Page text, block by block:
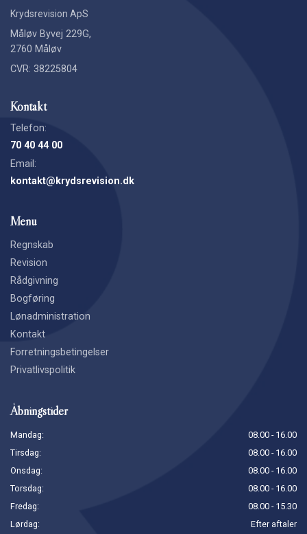
Krydsrevision ApS
Måløv Byvej 229G,
2760 Måløv
CVR: 38225804
Kontakt
Telefon:
70 40 44 00
Email:
kontakt@krydsrevision.dk
Menu
Regnskab
Revision
Rådgivning
Bogføring
Lønadministration
Kontakt
Forretningsbetingelser
Privatlivspolitik
Åbningstider
Mandag:
08.00 - 16.00
Tirsdag:
08.00 - 16.00
Onsdag:
08.00 - 16.00
Torsdag:
08.00 - 16.00
Fredag:
08.00 - 15.30
Lørdag:
Efter aftaler